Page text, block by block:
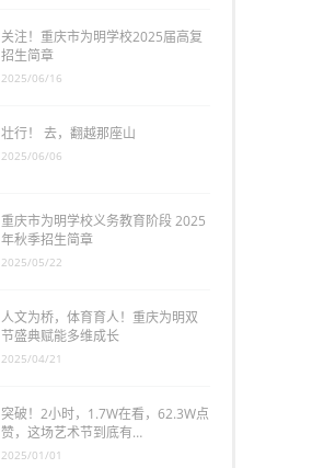
关注！重庆市为明学校2025届高复
招生简章
2025/06/16
壮行！ 去，翻越那座山
2025/06/06
重庆市为明学校义务教育阶段 2025
年秋季招生简章
2025/05/22
人文为桥，体育育人！重庆为明双
节盛典赋能多维成长
2025/04/21
突破！2小时，1.7W在看，62.3W点
赞，这场艺术节到底有…
2025/01/01